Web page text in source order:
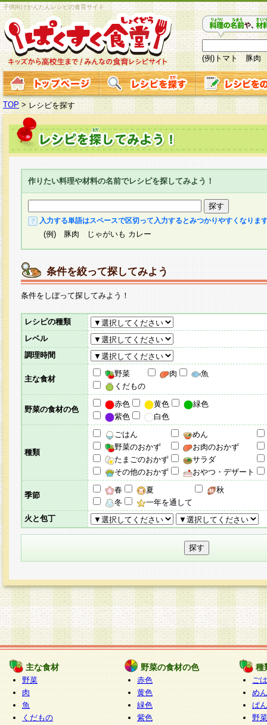
子供向けかんたんレシピの食育サイト
(例)トマト 豚肉
TOP > レシピを探す
作りたい料理や材料の名前でレシピを探してみよう！
入力する単語はスペースで区切って入力するとみつかりやすくなりま
(例) 豚肉 じゃがいも カレー
条件を絞って探してみよう
条件をしぼって探してみよう！
レシピの種類
レベル
調理時間
主な食材
野菜 肉
魚
くだもの
野菜の食材の色
赤色 黄色
緑色
紫色
白色
種類
ごはん
めん
野菜のおかず
お肉のおかず
たまごのおかず
サラダ
その他のおかず
おやつ・デザート
季節
春 夏
秋
冬
一年を通して
火と包丁
主な食材
野菜
肉
魚
くだもの
野菜の食材の色
赤色
黄色
緑色
紫色
種
ご
めん
ぱん
野